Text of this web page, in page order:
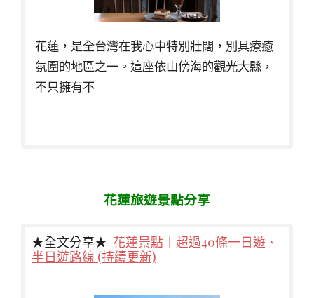
花蓮，是全台灣在我心中特別壯闊，別具療癒
氛圍的地區之一。這座依山傍海的觀光大縣，
不只擁有不
花蓮旅遊景點分享
★全文分享★ 花蓮景點｜超過40條一日遊、
半日遊路線 (持續更新)